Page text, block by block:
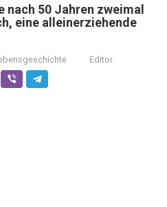
nach 50 Jahren zweimal
eine alleinerziehende
Editor